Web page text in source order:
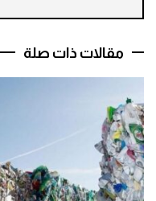
مقالات ذات صلة